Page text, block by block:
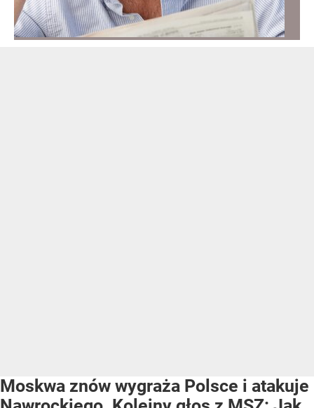
Moskwa znów wygraża Polsce i atakuje